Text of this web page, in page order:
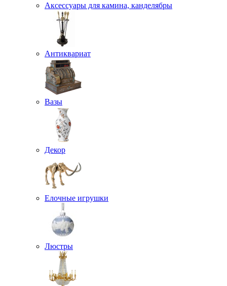
Аксессуары для камина, канделябры
Антиквариат
Вазы
Декор
Елочные игрушки
Люстры